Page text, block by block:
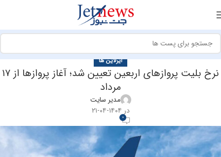
ایرلاین ها
نرخ بلیت پروازهای اربعین تعیین شد؛ آغاز پروازها از ۱۷
مرداد
مدیر سایت
در ۱۴۰۴-۰۴-۲۱
0